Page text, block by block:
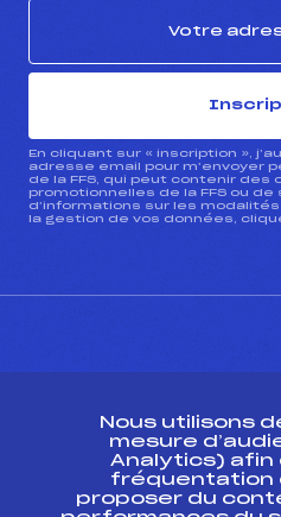
En cliquant sur « inscription »,
adresse email pour m’envoyer
de la FFS, qui peut contenir
promotionnelles de la FFS ou de
d’informations sur les
la gestion de vos données,
Ressources
Nous utilisons
mesure
Analytics) afin
fréquentation
proposer du